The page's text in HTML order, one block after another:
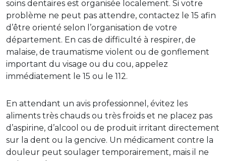
soins dentaires est organisée localement. Si votre
problème ne peut pas attendre, contactez le 15 afin
d’être orienté selon l’organisation de votre
département. En cas de difficulté à respirer, de
malaise, de traumatisme violent ou de gonflement
important du visage ou du cou, appelez
immédiatement le 15 ou le 112.
En attendant un avis professionnel, évitez les
aliments très chauds ou très froids et ne placez pas
d’aspirine, d’alcool ou de produit irritant directement
sur la dent ou la gencive. Un médicament contre la
douleur peut soulager temporairement, mais il ne